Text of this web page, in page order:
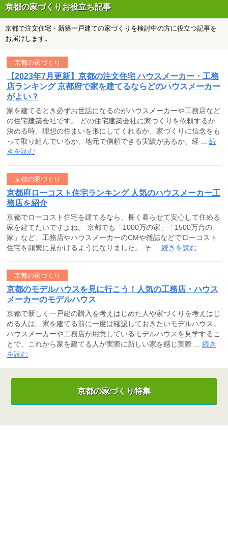
京都の家づくりお役立ち記事
京都で注文住宅・新築一戸建ての家づくりを検討中の方に役立つ記事を
お届けします。
【2023年7月更新】京都の注文住宅 ハウスメーカー・工務
店ランキング 京都府で家を建てるならどのハウスメーカー
がよい？
家を建てるとき必ずお世話になるのがハウスメーカーや工務店など
の住宅建築会社です。 どの住宅建築会社に家づくりを依頼するか
決める時、理想の住まいを形にしてくれるか、家づくりに信念をも
って取り組んでいるか、地元で信頼できる実績があるか、経 ... 続
きを読む
京都の家づくり
京都府ローコスト住宅ランキング 人気のハウスメーカー工
務店を紹介
京都でローコスト住宅を建てるなら、長く暮らせて安心して住める
家を建てたいですよね。 京都でも「1000万の家」「1500万台の
家」など、工務店やハウスメーカーのCMや雑誌などでローコスト
住宅を頻繁に見かけるようになりました。 そ ... 続きを読む
京都の家づくり
京都のモデルハウスを見に行こう！人気の工務店・ハウス
メーカーのモデルハウス
京都で新しく一戸建の購入を考えはじめた人や家づくりを考えはじ
める人は、家を建てる前に一度は確認しておきたいモデルハウス。
ハウスメーカーや工務店が用意しているモデルハウスを見学するこ
とで、これから家を建てる人が実際に新しい家を感じ実際 ... 続き
を読む
京都の家づくり
京都の家づくり特集